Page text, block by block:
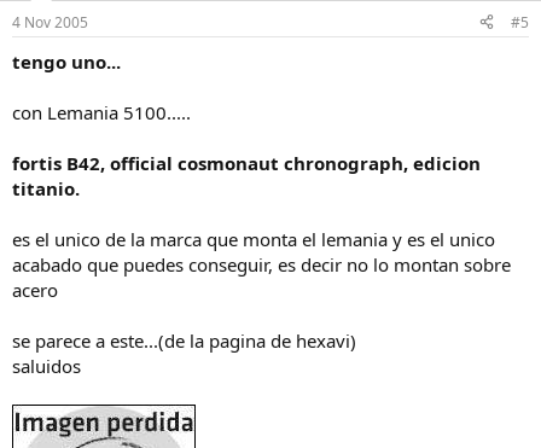
4 Nov 2005 #5
tengo uno...
con Lemania 5100.....
fortis B42, official cosmonaut chronograph, edicion
titanio.
es el unico de la marca que monta el lemania y es el unico
acabado que puedes conseguir, es decir no lo montan sobre
acero
se parece a este...(de la pagina de hexavi)
saluidos